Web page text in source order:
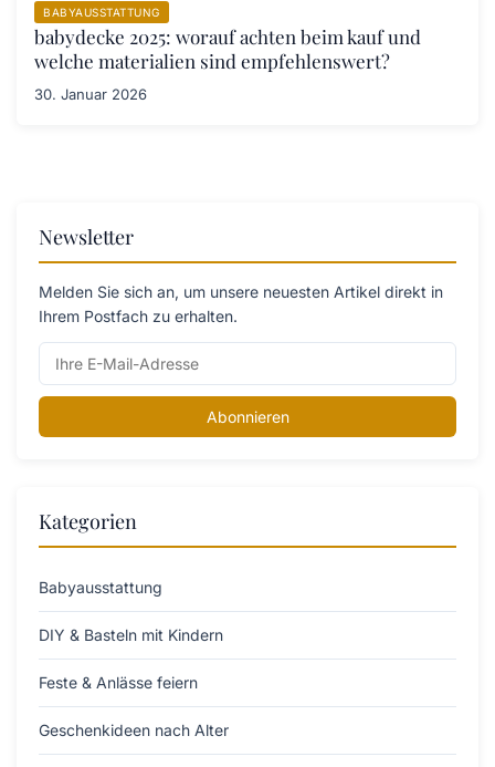
BABYAUSSTATTUNG
babydecke 2025: worauf achten beim kauf und
welche materialien sind empfehlenswert?
30. Januar 2026
Newsletter
Melden Sie sich an, um unsere neuesten Artikel direkt in
Ihrem Postfach zu erhalten.
Abonnieren
Kategorien
Babyausstattung
DIY & Basteln mit Kindern
Feste & Anlässe feiern
Geschenkideen nach Alter